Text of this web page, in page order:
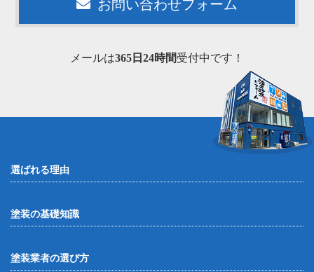
お問い合わせフォーム
メールは365日24時間受付中です！
選ばれる理由
塗装の基礎知識
塗装業者の選び方